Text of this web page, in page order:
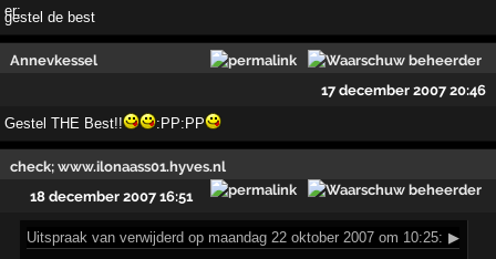
gestel de best
Annevkessel
17 december 2007 20:46
Gestel THE Best!! :PP:PP
check; www.ilonaass01.hyves.nl
18 december 2007 16:51
Uitspraak van verwijderd op maandag 22 oktober 2007 om 10:25: ▶